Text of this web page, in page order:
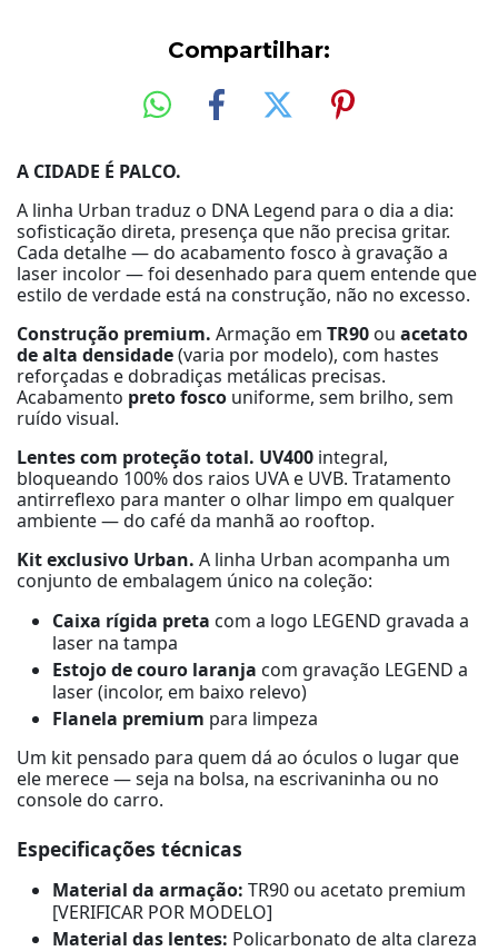
Compartilhar:
A CIDADE É PALCO.
A linha Urban traduz o DNA Legend para o dia a dia:
sofisticação direta, presença que não precisa gritar.
Cada detalhe — do acabamento fosco à gravação a
laser incolor — foi desenhado para quem entende que
estilo de verdade está na construção, não no excesso.
Construção premium. Armação em TR90 ou acetato
de alta densidade(varia por modelo), com hastes
reforçadas e dobradiças metálicas precisas.
Acabamento preto fosco uniforme, sem brilho, sem
ruído visual.
Lentes com proteção total. UV400 integral,
bloqueando 100% dos raios UVA e UVB. Tratamento
antirreflexo para manter o olhar limpo em qualquer
ambiente — do café da manhã ao rooftop.
Kit exclusivo Urban. A linha Urban acompanha um
conjunto de embalagem único na coleção:
Caixa rígida preta com a logo LEGEND gravada a
laser na tampa
Estojo de couro laranja com gravação LEGEND a
laser (incolor, em baixo relevo)
Flanela premium para limpeza
Um kit pensado para quem dá ao óculos o lugar que
ele merece — seja na bolsa, na escrivaninha ou no
console do carro.
Especificações técnicas
Material da armação: TR90 ou acetato premium
[VERIFICAR POR MODELO]
Material das lentes: Policarbonato de alta clareza